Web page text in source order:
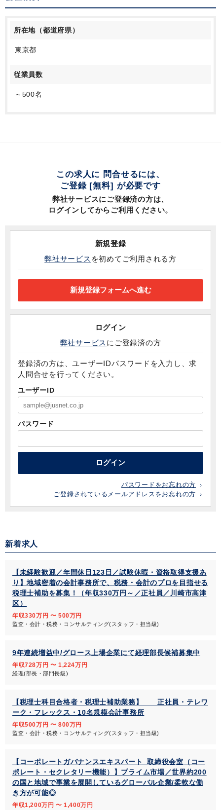
所在地（都道府県）
東京都
従業員数
～500名
この求人に 問合せるには、
ご登録 [無料] が必要です
弊社サービスにご登録済の方は、
ログインしてからご利用ください。
新規登録
弊社サービス を初めてご利用される方
ログイン
弊社サービス にご登録済の方
登録済の方は、ユーザーIDパスワードを入力し、求
人問合せを行ってください。
ユーザーID
パスワード
ログイン
パスワードをお忘れの方
ご登録されているメールアドレスをお忘れの方
新着求人
【未経験歓迎／年間休日123日／試験休暇・資格取得支援あ
り】地域密着の会計事務所で、税務・会計のプロを目指せる
税理士補助を募集！（年収330万円～／正社員／川崎市高津
区）
年収330万円 〜 500万円
監査・会計・税務・コンサルティング(スタッフ・担当級)
9年連続増益中/グロース上場企業にて経理部長候補募集中
年収728万円 〜 1,224万円
経理(部長・部門長級)
【税理士科目合格者・税理士補助業務】 正社員・テレワ
ーク・フレックス・10名規模会計事務所
年収500万円 〜 800万円
監査・会計・税務・コンサルティング(スタッフ・担当級)
【コーポレートガバナンスエキスパート_取締役会室（コー
ポレート・セクレタリー機能）】プライム市場／世界約200
の国と地域で事業を展開しているグローバル企業/柔軟な働
き方が可能◎
年収1,200万円 〜 1,400万円